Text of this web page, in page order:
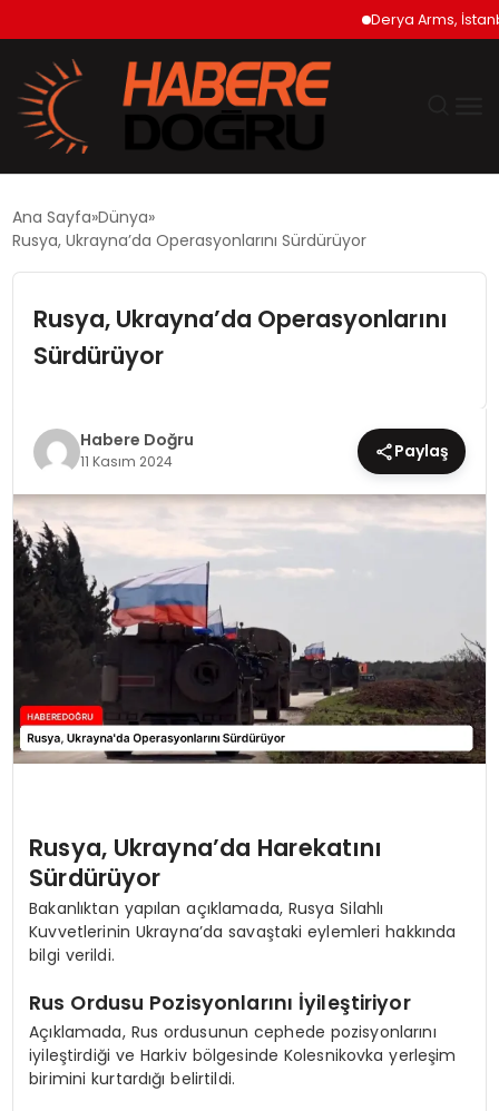
Derya Arms,
SİYASET
TEKNOLOJİ
SPOR
EĞİTİM
MAGAZİN
SAĞLIK
YAŞAM
Ana Sayfa Dünya
Rusya, Ukrayna’da Operasyonlarını Sürdürüyor
Rusya, Ukrayna’da Operasyonlarını
Sürdürüyor
Habere Doğru
11 Kasım 2024 Paylaş
Rusya, Ukrayna’da Harekatını
Sürdürüyor
Bakanlıktan yapılan açıklamada, Rusya Silahlı
Kuvvetlerinin Ukrayna’da savaştaki eylemleri hakkında
bilgi verildi.
Rus Ordusu Pozisyonlarını İyileştiriyor
Açıklamada, Rus ordusunun cephede pozisyonlarını
iyileştirdiği ve Harkiv bölgesinde Kolesnikovka yerleşim
birimini kurtardığı belirtildi.